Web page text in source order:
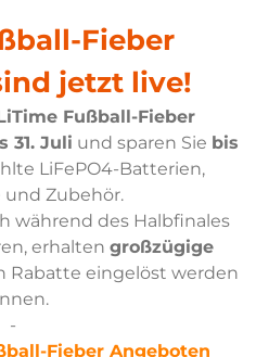
Fieber
jetzt live!
Fußball-Fieber
31. Juli und sparen Sie bis
LiFePO4-Batterien,
und Zubehör.
während des Halbfinales
erhalten großzügige
Rabatte eingelöst werden
-
Fieber Angeboten